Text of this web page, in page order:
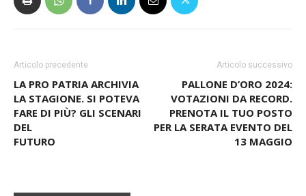
Articolo precedente
LA PRO PATRIA ARCHIVIA
LA STAGIONE. SI POTEVA
FARE DI PIÙ? GLI SCENARI
Articolo successivo
PALLONE D’ORO 2024:
VOTAZIONI DA RECORD.
PRENOTA IL TUO POSTO